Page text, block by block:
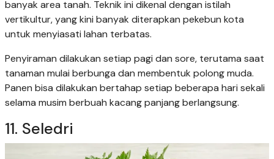
banyak area tanah. Teknik ini dikenal dengan istilah
vertikultur, yang kini banyak diterapkan pekebun kota
untuk menyiasati lahan terbatas.
Penyiraman dilakukan setiap pagi dan sore, terutama saat
tanaman mulai berbunga dan membentuk polong muda.
Panen bisa dilakukan bertahap setiap beberapa hari sekali
selama musim berbuah kacang panjang berlangsung.
11. Seledri